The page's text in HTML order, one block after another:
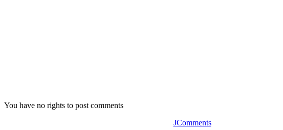
You have no rights to post comments
JComments